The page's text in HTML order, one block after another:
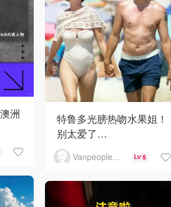
洲
特鲁多光膀热吻水果姐！
别太爱了…
Vanpeople人在温哥华 5